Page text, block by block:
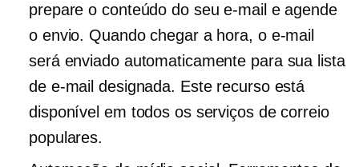
prepare o conteúdo do seu e-mail e agende
o envio. Quando chegar a hora, o e-mail
será enviado automaticamente para sua lista
de e-mail designada. Este recurso está
disponível em todos os serviços de correio
populares.